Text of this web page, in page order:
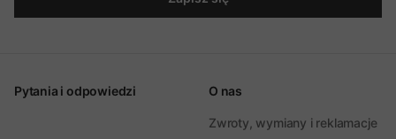
Pytania i odpowiedzi O nas
Zwroty, wymiany i reklamacje